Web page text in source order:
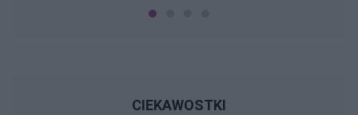
CIEKAWOSTKI